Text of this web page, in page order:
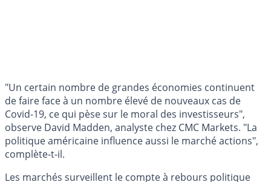
"Un certain nombre de grandes économies continuent
de faire face à un nombre élevé de nouveaux cas de
Covid-19, ce qui pèse sur le moral des investisseurs",
observe David Madden, analyste chez CMC Markets. "La
politique américaine influence aussi le marché actions",
complète-t-il.
Les marchés surveillent le compte à rebours politique